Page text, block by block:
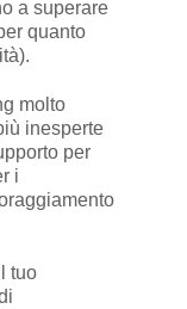
a superare
quanto
molto
inesperte
per
i
tuo